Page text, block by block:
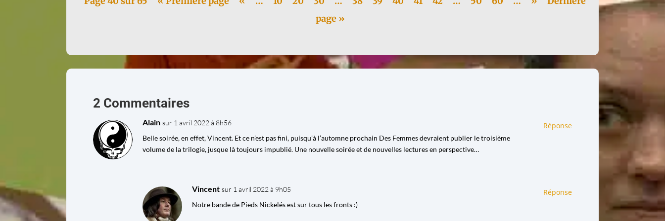
page »
2 Commentaires
Alain sur 1 avril 2022 à 8h56
Belle soirée, en effet, Vincent. Et ce n’est pas fini, puisqu’à l’automne prochain Des Femmes devraient publier le troisième
volume de la trilogie, jusque là toujours impublié. Une nouvelle soirée et de nouvelles lectures en perspective…
Réponse
Vincent sur 1 avril 2022 à 9h05
Notre bande de Pieds Nickelés est sur tous les fronts :)
Réponse